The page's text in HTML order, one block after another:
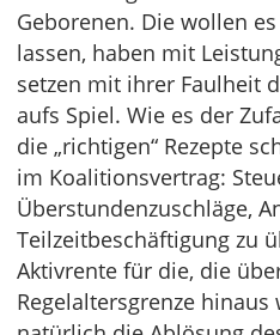
Geborenen. Die wollen
lassen, haben mit
setzen mit ihrer Faulheit
aufs Spiel. Wie es der
die „richtigen“ Rezepte
im Koalitionsvertrag:
Überstundenzuschläge,
Teilzeitbeschäftigung zu
Aktivrente für die, die
Regelaltersgrenze